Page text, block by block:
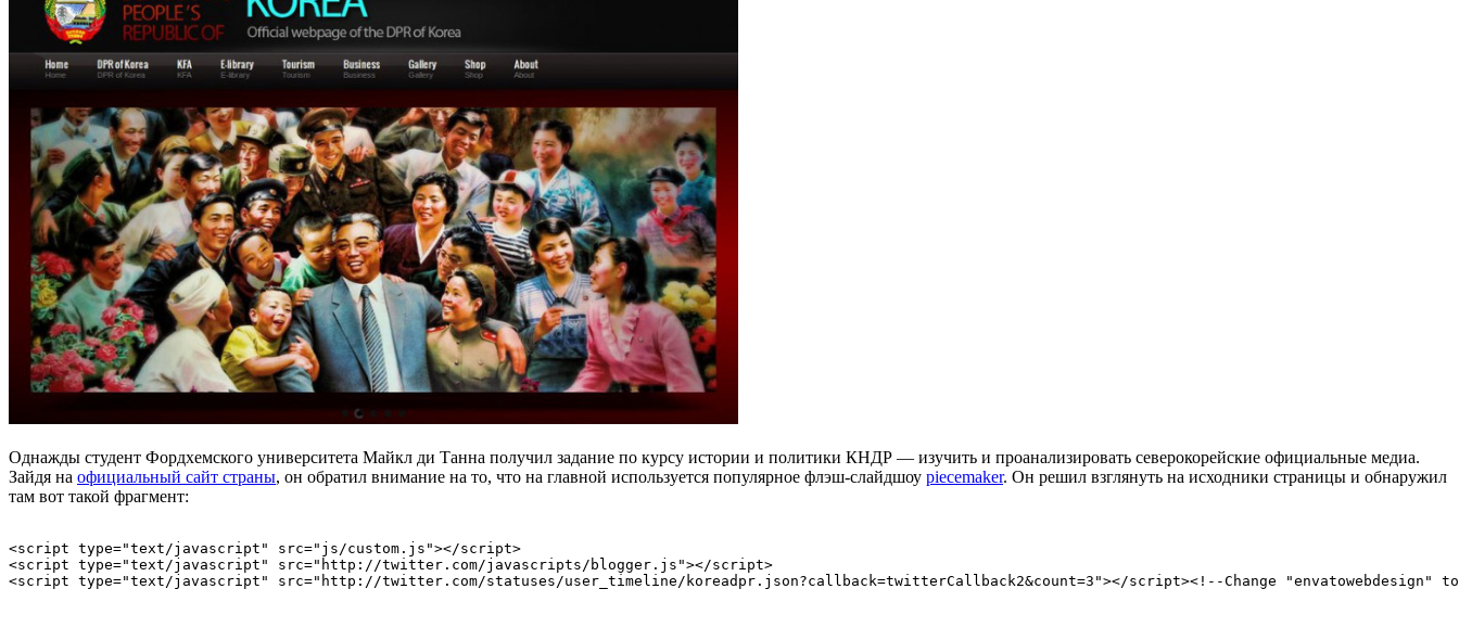
Однажды студент Фордхемского университета Майкл ди Танна получил задание по курсу истории и политики КНДР — изучить и проанализировать северокорейские официальные медиа.
Зайдя на официальный сайт страны, он обратил внимание на то, что на главной используется популярное флэш-слайдшоу piecemaker. Он решил взглянуть на исходники страницы и обнаружил
там вот такой фрагмент:
<script type="text/javascript" src="js/custom.js"></script>
<script type="text/javascript" src="http://twitter.com/javascripts/blogger.js"></script>